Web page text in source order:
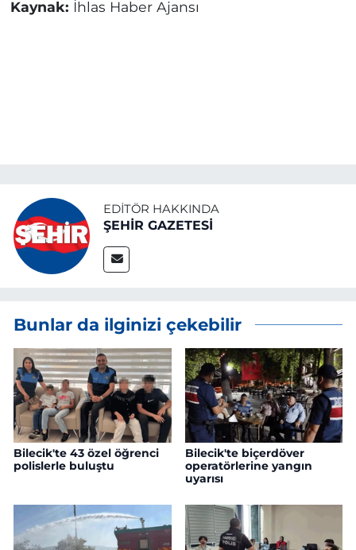
Kaynak: İhlas Haber Ajansı
EDITÖR HAKKINDA
ŞEHİR GAZETESİ
Bunlar da ilginizi çekebilir
Bilecik'te 43 özel öğrenci
polislerle buluştu
Bilecik'te biçerdöver
operatörlerine yangın
uyarısı